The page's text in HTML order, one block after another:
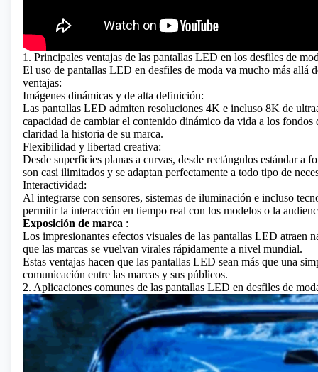
1. Principales ventajas de las pantallas LED en los desfiles de
El uso de pantallas LED en desfiles de moda va mucho más allá
ventajas:
Imágenes dinámicas y de alta definición:
Las pantallas LED admiten resoluciones 4K e incluso 8K de
capacidad de cambiar el contenido dinámico da vida a los
claridad la historia de su marca.
Flexibilidad y libertad creativa:
Desde superficies planas a curvas, desde rectángulos estándar a
son casi ilimitados y se adaptan perfectamente a todo tipo de
Interactividad:
Al integrarse con sensores, sistemas de iluminación e incluso
permitir la interacción en tiempo real con los modelos o la
Exposición de marca :
Los impresionantes efectos visuales de las pantallas LED atraen
que las marcas se vuelvan virales rápidamente a nivel mundial.
Estas ventajas hacen que las pantallas LED sean más que una
comunicación entre las marcas y sus públicos.
2. Aplicaciones comunes de las pantallas LED en desfiles de